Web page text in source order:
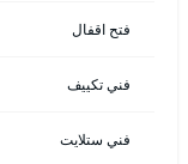
فتح اقفال
فني تكييف
فني ستلايت